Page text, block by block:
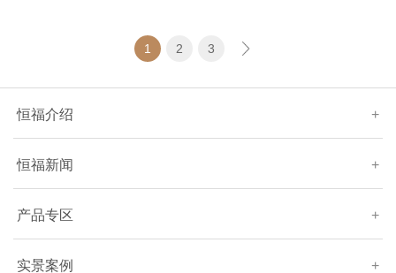
1 2 3
恒福介绍 +
恒福新闻 +
产品专区 +
实景案例 +